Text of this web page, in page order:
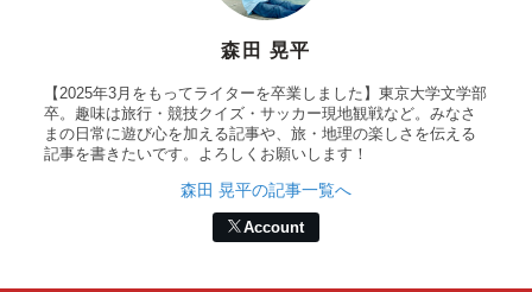
森田 晃平
【2025年3月をもってライターを卒業しました】東京大学文学部
卒。趣味は旅行・競技クイズ・サッカー現地観戦など。みなさ
まの日常に遊び心を加える記事や、旅・地理の楽しさを伝える
記事を書きたいです。よろしくお願いします！
森田 晃平の記事一覧へ
Account